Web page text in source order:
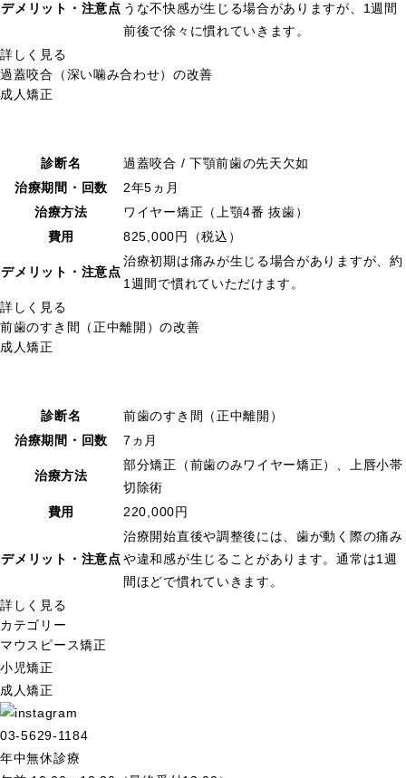
デメリット・注意点 うな不快感が生じる場合がありますが、1週間
前後で徐々に慣れていきます。
詳しく見る
過蓋咬合（深い噛み合わせ）の改善
成人矯正
診断名
過蓋咬合 / 下顎前歯の先天欠如
治療期間・回数
2年5ヵ月
治療方法
ワイヤー矯正（上顎4番 抜歯）
費用
825,000円（税込）
デメリット・注意点
治療初期は痛みが生じる場合がありますが、約
1週間で慣れていただけます。
詳しく見る
前歯のすき間（正中離開）の改善
成人矯正
診断名
前歯のすき間（正中離開）
治療期間・回数
7ヵ月
治療方法
部分矯正（前歯のみワイヤー矯正）、上唇小帯
切除術
費用
220,000円
デメリット・注意点
治療開始直後や調整後には、歯が動く際の痛み
や違和感が生じることがあります。通常は1週
間ほどで慣れていきます。
詳しく見る
カテゴリー
マウスピース矯正
小児矯正
成人矯正
03-5629-1184
年中無休診療